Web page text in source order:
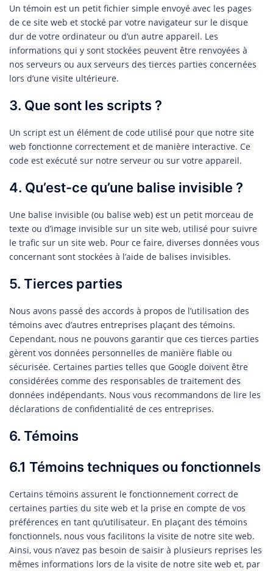
Un témoin est un petit fichier simple envoyé avec les pages
de ce site web et stocké par votre navigateur sur le disque
dur de votre ordinateur ou d’un autre appareil. Les
informations qui y sont stockées peuvent être renvoyées à
nos serveurs ou aux serveurs des tierces parties concernées
lors d’une visite ultérieure.
3. Que sont les scripts ?
Un script est un élément de code utilisé pour que notre site
web fonctionne correctement et de manière interactive. Ce
code est exécuté sur notre serveur ou sur votre appareil.
4. Qu’est-ce qu’une balise invisible ?
Une balise invisible (ou balise web) est un petit morceau de
texte ou d’image invisible sur un site web, utilisé pour suivre
le trafic sur un site web. Pour ce faire, diverses données vous
concernant sont stockées à l’aide de balises invisibles.
5. Tierces parties
Nous avons passé des accords à propos de l’utilisation des
témoins avec d’autres entreprises plaçant des témoins.
Cependant, nous ne pouvons garantir que ces tierces parties
gèrent vos données personnelles de manière fiable ou
sécurisée. Certaines parties telles que Google doivent être
considérées comme des responsables de traitement des
données indépendants. Nous vous recommandons de lire les
déclarations de confidentialité de ces entreprises.
6. Témoins
6.1 Témoins techniques ou fonctionnels
Certains témoins assurent le fonctionnement correct de
certaines parties du site web et la prise en compte de vos
préférences en tant qu’utilisateur. En plaçant des témoins
fonctionnels, nous vous facilitons la visite de notre site web.
Ainsi, vous n’avez pas besoin de saisir à plusieurs reprises les
mêmes informations lors de la visite de notre site web et, par